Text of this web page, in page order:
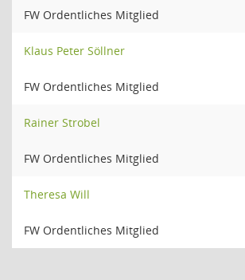
FW Ordentliches Mitglied
Klaus Peter Söllner
FW Ordentliches Mitglied
Rainer Strobel
FW Ordentliches Mitglied
Theresa Will
FW Ordentliches Mitglied